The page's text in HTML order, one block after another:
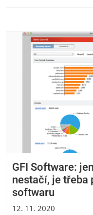
GFI Software:
nestačí, je
softwaru
12. 11. 2020